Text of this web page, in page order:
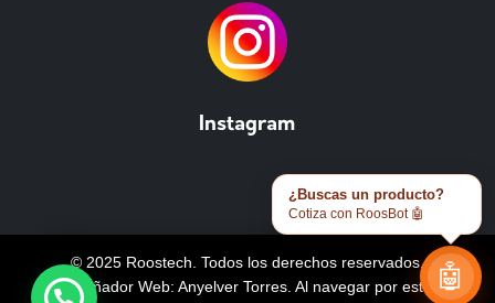
Instagram
© 2025 Roostech. Todos los derechos reservados.
Diseñador Web: Anyelver Torres . Al navegar por este
¿Buscas un producto?
Cotiza con RoosBot 🤖
🤖